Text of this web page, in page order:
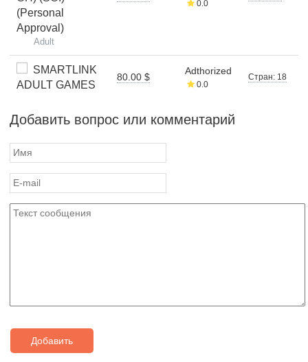
(Personal
Approval)
Adult
0.0
SMARTLINK
ADULT GAMES
80.00 $
Adthorized
0.0
Стран: 18
Добавить вопрос или комментарий
Добавить